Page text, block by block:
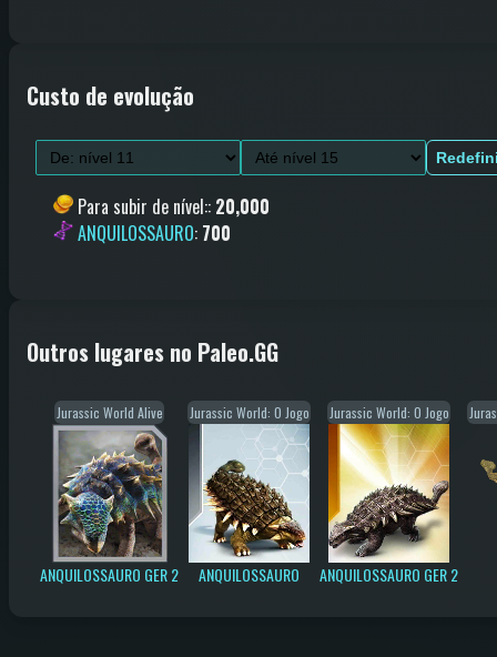
Custo de evolução
Para subir de nível:: 20,000
ANQUILOSSAURO: 700
Outros lugares no Paleo.GG
Jurassic World Alive
ANQUILOSSAURO GER 2
Jurassic World: O Jogo
ANQUILOSSAURO
Jurassic World: O Jogo
ANQUILOSSAURO GER 2